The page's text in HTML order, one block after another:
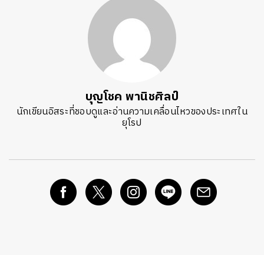
บุญโชค พานิชศิลป์
นักเขียนอิสระที่ชอบดูและอ่านความเคลื่อนไหวของประเทศใน
ยุโรป